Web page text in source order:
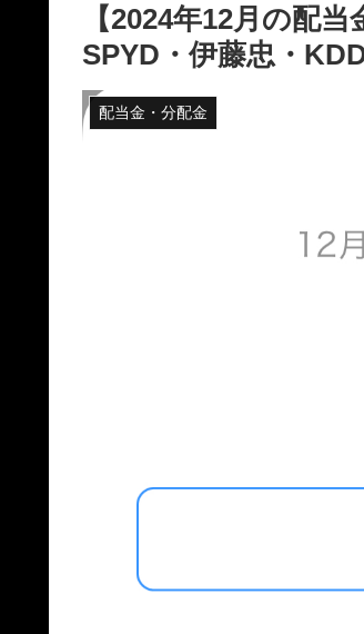
【2024年12月の配
SPYD・伊藤忠・
配当金・分配金